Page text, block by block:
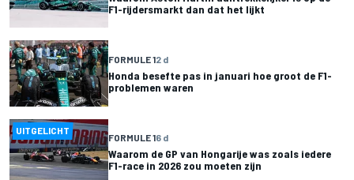
F1-rijdersmarkt dan dat het lijkt
FORMULE 12 d
Honda besefte pas in januari hoe groot de F1-
problemen waren
UITGELICHT
FORMULE 16 d
Waarom de GP van Hongarije was zoals iedere
F1-race in 2026 zou moeten zijn